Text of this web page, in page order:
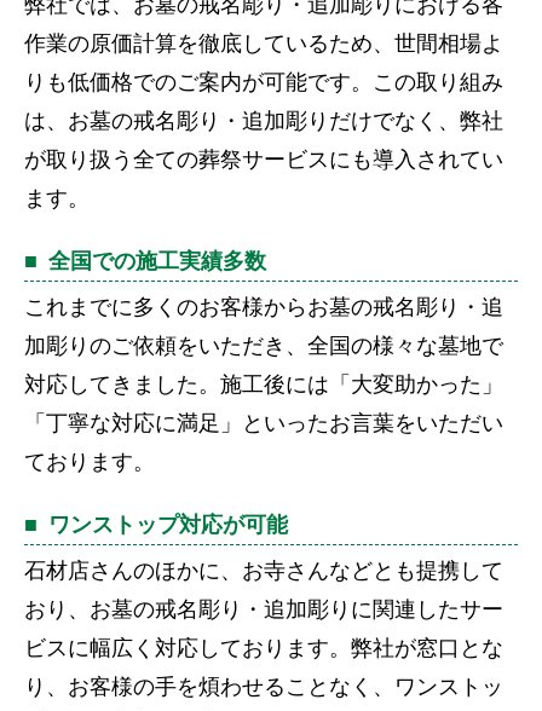
作業の原価計算を徹底しているため、世間相場よ
りも低価格でのご案内が可能です。この取り組み
は、お墓の戒名彫り・追加彫りだけでなく、弊社
が取り扱う全ての葬祭サービスにも導入されてい
ます。
全国での施工実績多数
これまでに多くのお客様からお墓の戒名彫り・追
加彫りのご依頼をいただき、全国の様々な墓地で
対応してきました。施工後には「大変助かった」
「丁寧な対応に満足」といったお言葉をいただい
ております。
ワンストップ対応が可能
石材店さんのほかに、お寺さんなどとも提携して
おり、お墓の戒名彫り・追加彫りに関連したサー
ビスに幅広く対応しております。弊社が窓口とな
り、お客様の手を煩わせることなく、ワンストッ